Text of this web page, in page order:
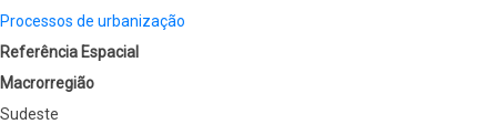
Processos de urbanização
Referência Espacial
Macrorregião
Sudeste